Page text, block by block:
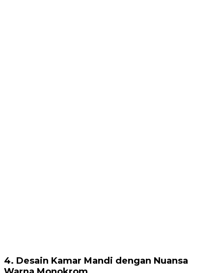
4. Desain Kamar Mandi dengan Nuansa